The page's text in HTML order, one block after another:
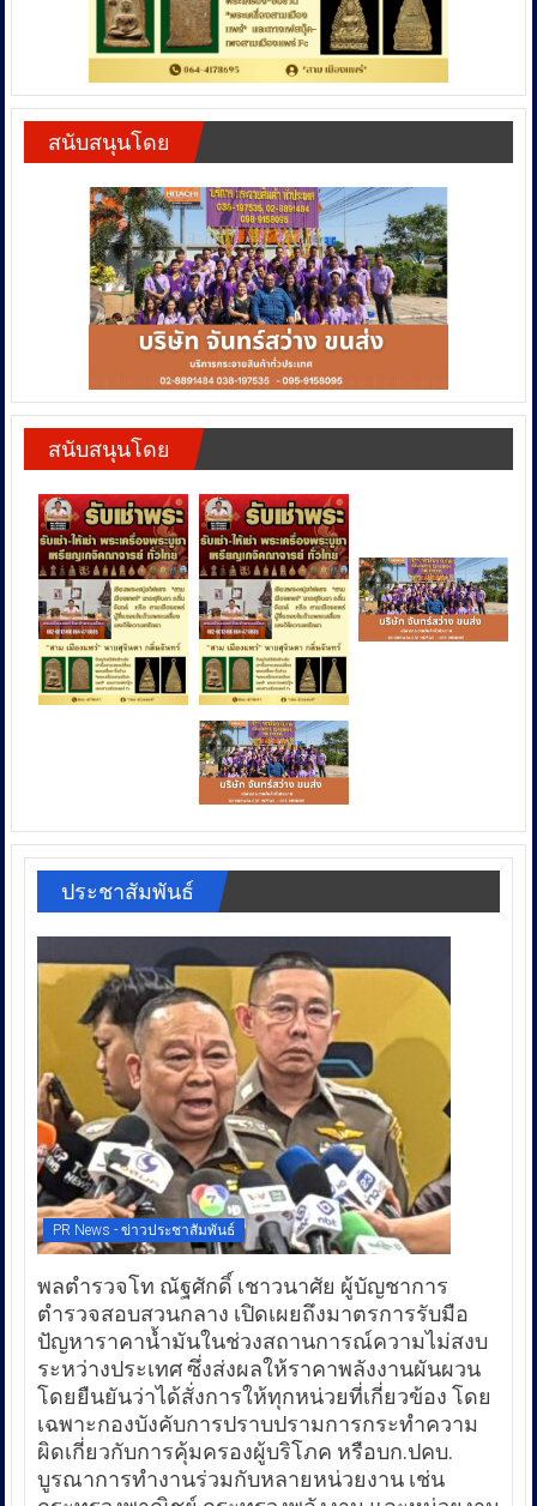
สนับสนุนโดย
สนับสนุนโดย
ประชาสัมพันธ์
PR News - ข่าวประชาสัมพันธ์
พลตำรวจโท ณัฐศักดิ์ เชาวนาศัย ผู้บัญชาการ
ตำรวจสอบสวนกลาง เปิดเผยถึงมาตรการรับมือ
ปัญหาราคาน้ำมันในช่วงสถานการณ์ความไม่สงบ
ระหว่างประเทศ ซึ่งส่งผลให้ราคาพลังงานผันผวน
โดยยืนยันว่าได้สั่งการให้ทุกหน่วยที่เกี่ยวข้อง โดย
เฉพาะกองบังคับการปราบปรามการกระทำความ
ผิดเกี่ยวกับการคุ้มครองผู้บริโภค หรือบก.ปคบ.
บูรณาการทำงานร่วมกับหลายหน่วยงาน เช่น